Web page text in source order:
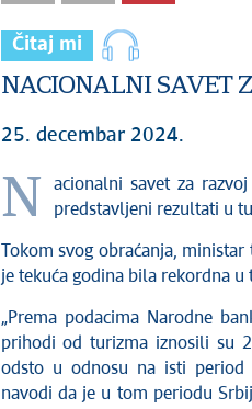
Čitaj mi
NACIONALNI SAVET
25. decembar 2024.
Nacionalni savet za razvoj turizma održao je danas sednicu na kojoj su predstavljeni rezultati u
Tokom svog obraćanja,
je tekuća godina bila rekordna
„Prema podacima Narodne
prihodi od turizma iznosili su
odsto u odnosu na isti period
navodi da je u tom periodu